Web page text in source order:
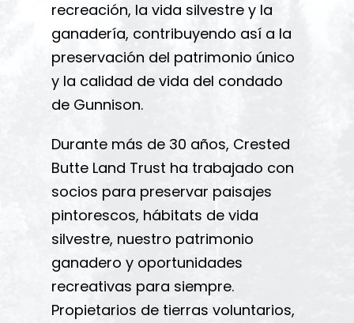
recreación, la vida silvestre y la
ganadería, contribuyendo así a la
preservación del patrimonio único
y la calidad de vida del condado
de Gunnison.
Durante más de 30 años, Crested
Butte Land Trust ha trabajado con
socios para preservar paisajes
pintorescos, hábitats de vida
silvestre, nuestro patrimonio
ganadero y oportunidades
recreativas para siempre.
Propietarios de tierras voluntarios,